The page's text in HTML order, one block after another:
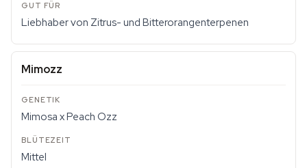
Liebhaber von Zitrus- und Bitterorangenterpenen
Mimozz
Mimosa x Peach Ozz
Mittel